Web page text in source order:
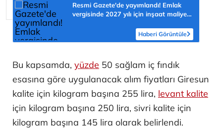
Resmi Gazete'de yayımlandı! Emlak
vergisinde 2027 yılı için inşaat maliyet
Haberi Görüntüle
Bu kapsamda, yüzde 50 sağlam iç fındık
esasına göre uygulanacak alım fiyatları Giresun
kalite için kilogram başına 255 lira, levant kalite
için kilogram başına 250 lira, sivri kalite için
kilogram başına 145 lira olarak belirlendi.